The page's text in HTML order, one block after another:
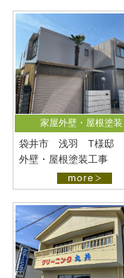
お問い合わせ
プライバシーポリシー
家屋外壁・屋根塗装
袋井市 浅羽 T様邸
外壁・屋根塗装工事